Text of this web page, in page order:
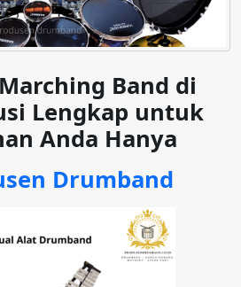
Band di
Lengkap untuk
Anda Hanya
Drumband